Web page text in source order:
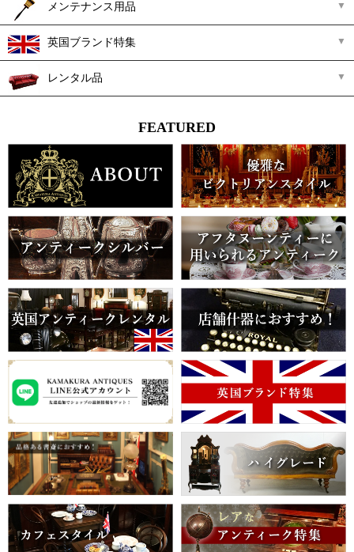
メンテナンス用品
英国ブランド特集
レンタル品
FEATURED